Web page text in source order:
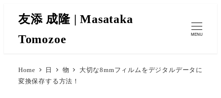
友添 成隆 | Masataka
Tomozoe
MENU
Home 日 物
大切な8mmフィルムをデジタルデータに
変換保存する方法！